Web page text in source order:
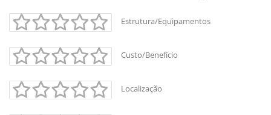
Estrutura/Equipamentos
Custo/Benefício
Localização